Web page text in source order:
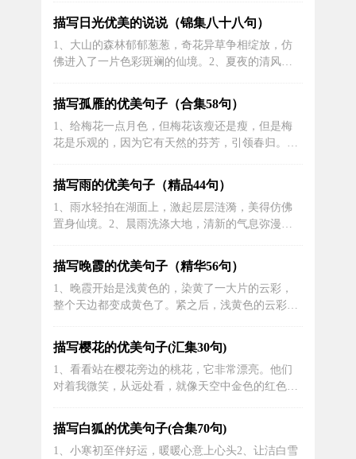
淌，引人入胜。3、在寂静的夜晚，琵琶琴声悠扬
动人，让人陶醉其中。4、每一次古琴的回响，都
是对过去岁月的追忆，让人感叹岁月的流转与人生
的短暂。5、在古老的小镇上，一位神秘的...
描写日光优美的说说（锦集八十八句）
1、大山的森林郁郁葱葱，奇花异草争相绽放，仿
佛进入了一片色彩斑斓的仙境。2、夏夜的清风吹
3、日出时分，朝阳照耀在大山上，山脚的雾气渐
渐散去，山体呈现出金黄的色彩，美得令人陶醉。
4、青山绿水间，有着一座险峻而神秘的山峰，仰
望它，仿佛已然入了仙境。5、大山是大自...
描写孤雁的优美句子（合集58句）
1、给梅花一点月色，但梅花该瘦还是瘦，但是梅
花是乐观的，因为它有天然的芬芳，引领春归。
好记忆，却能让人时时感受到恒久的温暖。3、我
爱秋雨，更喜欢在秋雨中漫步。秋雨萧萧，在雨中
感受秋的诗情画意，却有不同的情趣。秋天的雨不
像春天的雨那么温柔，不像夏天的雨那么迅...
描写雨的优美句子（精品44句）
1、雨水轻拍在湖面上，激起层层涟漪，美得仿佛
置身仙境。2、晨雨洗涤大地，清新的气息弥漫在
河流，溅起高高的水花; 像筛选豆子一样直直地向
下，像镜子一样打破湖泊，吓跑了想跳到水面上看
雨披的小鱼。暴雨袭击了人们的窗户。,击鼓。4、
忽然间，乌云密布，大雨如注，沁人...
描写晚霞的优美句子（精华56句）
1、晚霞开始是浅黄色的，染黄了一大片的云彩，
整个天边都变成黄色了。紧之后，浅黄色的云彩中
包，一下子就把天空染成了橙色。最终，橙色与红
色黄色交织在一起，构成了一幅美丽的抽象画。
2、、苹果树形成一个拱形的过道，粉红色的苹果
花散发出一阵阵芳香，天色渐渐暗了下来，...
描写樱花的优美句子(汇集30句)
1、看看站在樱花旁边的桃花，它非常漂亮。他们
对着我微笑，从远处看，就像天空中金色的红色太
人们闻到它的香味时会感到陶醉。一句好话: “盈盈
莲花落在风中，雨后桃花迷人!“ 这些桃花，你不会
让我，我不会让你，有簇，有一个单独的，它真的
描写白狐的优美句子(合集70句)
1、小寒初至伴好运，暖暖心意上心头2、让洁白雪